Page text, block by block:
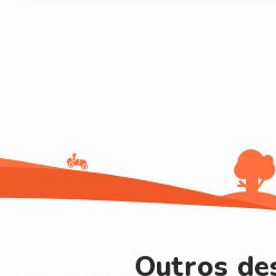
Outros